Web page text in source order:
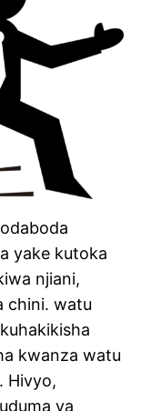
yake kutoka
njiani,
chini. watu
kwanza watu
Hivyo,
ya